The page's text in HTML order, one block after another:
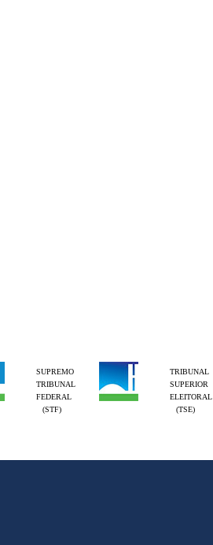
SUPREMO
TRIBUNAL
FEDERAL
(STF)
TRIBUNAL
SUPERIOR
ELEITORAL
(TSE)